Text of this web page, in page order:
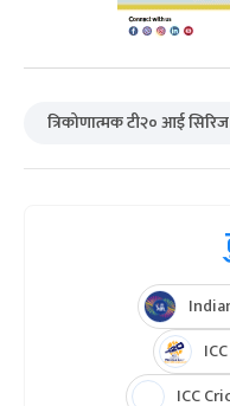
त्रिकोणात्मक टी२० आई सिरिज
ICC